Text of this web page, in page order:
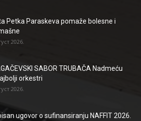
Petka Paraskeva pomaže bolesne i
2026.
SABOR TRUBAČA Nadmeću
orkestri
2026.
ugovor o sufinansiranju NAFFIT 2026.